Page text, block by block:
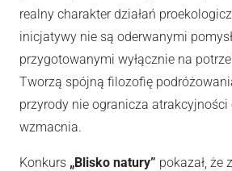
realny charakter działań
inicjatywy nie są oderwanymi
przygotowanymi wyłącznie na
Tworzą spójną filozofię
przyrody nie ogranicza atrakcyjności
wzmacnia.
Konkurs „Blisko natury” pokazał, że